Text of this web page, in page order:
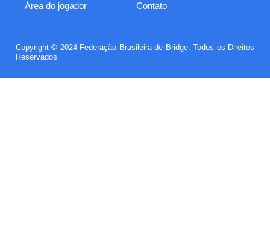
Área do jogador
Contato
Copyright © 2024 Federação Brasileira de Bridge. Todos os Direitos
Reservados